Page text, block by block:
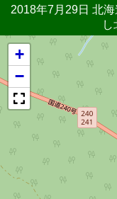
2018年7月29日 北
+
−